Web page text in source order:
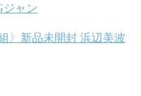
ジャン
〉新品未開封 浜辺美波